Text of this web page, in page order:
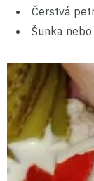
Čerstvá
Šunka